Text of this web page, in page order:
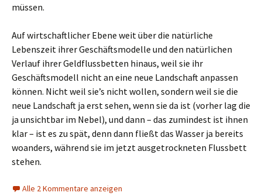
müssen.
Auf wirtschaftlicher Ebene weit über die natürliche
Lebenszeit ihrer Geschäftsmodelle und den natürlichen
Verlauf ihrer Geldflussbetten hinaus, weil sie ihr
Geschäftsmodell nicht an eine neue Landschaft anpassen
können. Nicht weil sie’s nicht wollen, sondern weil sie die
neue Landschaft ja erst sehen, wenn sie da ist (vorher lag die
ja unsichtbar im Nebel), und dann – das zumindest ist ihnen
klar – ist es zu spät, denn dann fließt das Wasser ja bereits
woanders, während sie im jetzt ausgetrockneten Flussbett
stehen.
Alle 2 Kommentare anzeigen